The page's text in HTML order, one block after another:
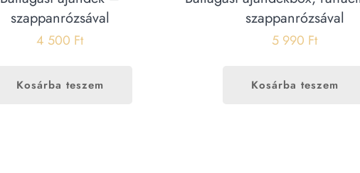
szappanrózsával
4 500 Ft
Kosárba teszem
szappanrózsával
5 990 Ft
Kosárba teszem